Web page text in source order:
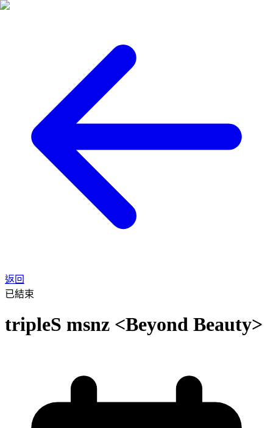
返回
已結束
tripleS msnz <Beyond Beauty>